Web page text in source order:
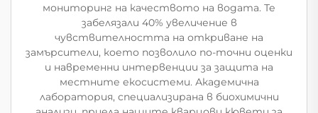
мониторинг на качеството на водата. Те
забелязали 40% увеличение в
чувствителността на откриване на
замърсители, което позволило по-точни оценки
и навременни интервенции за защита на
местните екосистеми. Академична
лаборатория, специализирана в биохимични